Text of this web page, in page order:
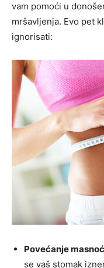
vam pomoći u
mršavljenja. Evo pet
ignorisati:
Povećanje
se vaš stomak